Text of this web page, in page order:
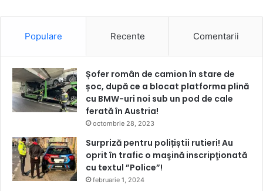
Populare Recente Comentarii
Șofer român de camion în stare de
șoc, după ce a blocat platforma plină
cu BMW-uri noi sub un pod de cale
ferată în Austria!
octombrie 28, 2023
Surpriză pentru polițiștii rutieri! Au
oprit în trafic o maşină inscripţionată
cu textul ”Police”!
februarie 1, 2024